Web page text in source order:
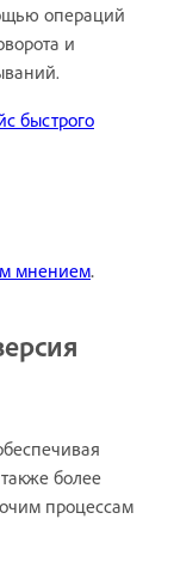
операций
и
быстрого
мнением.
более
процессам